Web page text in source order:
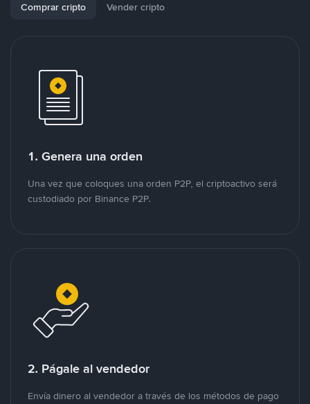
Comprar cripto Vender cripto
1. Genera una orden
Una vez que coloques una orden P2P, el criptoactivo será
custodiado por Binance P2P.
2. Págale al vendedor
Envía dinero al vendedor a través de los métodos de pago